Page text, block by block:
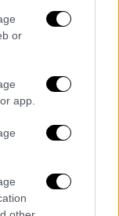
or
app.
μελέτης,
Brigham
μια
στην
των
τρόπου
εξήγησε